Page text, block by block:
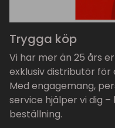
Trygga köp
Vi har mer än 25 års
exklusiv distributör för
Med engagemang,
service hjälper vi dig
beställning.